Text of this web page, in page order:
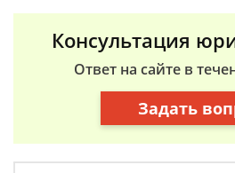
Консультация
Ответ на сайте в
Задать